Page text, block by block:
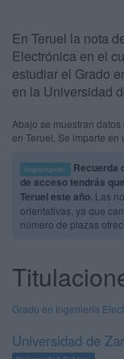
En Teruel la nota
Electrónica en el
estudiar el Grado
en la Universidad
Abajo se muestran
en Teruel. Se imparte en
Importante:
Recuerda
de acceso tendrás
Teruel este año. Las
orientativas, ya que
número de plazas
Grado en Ingeniería
Universidad de